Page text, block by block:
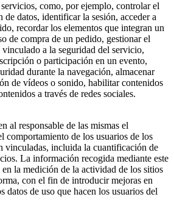
como, por ejemplo, controlar el
datos, identificar la sesión, acceder a
recordar los elementos que integran un
de compra de un pedido, gestionar el
a la seguridad del servicio,
o participación en un evento,
durante la navegación, almacenar
de vídeos o sonido, habilitar contenidos
a través de redes sociales.
al responsable de las mismas el
comportamiento de los usuarios de los
vinculadas, incluida la cuantificación de
La información recogida mediante este
la medición de la actividad de los sitios
con el fin de introducir mejoras en
datos de uso que hacen los usuarios del